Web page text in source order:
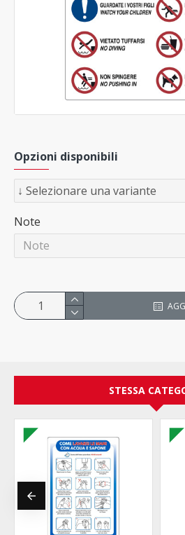
Opzioni disponibili
Note
STESSA